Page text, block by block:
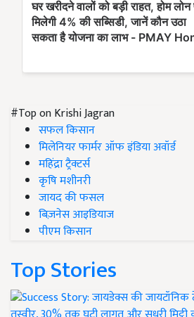
#Top on Krishi Jagran
सफल किसान
मिलेनियर फार्मर ऑफ इंडिया अवॉर्ड
महिंद्रा ट्रैक्टर्स
कृषि मशीनरी
जायद की फसल
बिज़नेस आइडियाज
पीएम किसान
Top Stories